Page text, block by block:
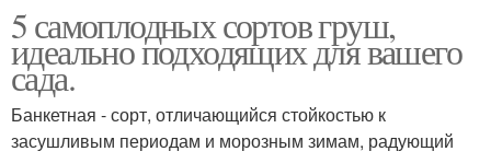
5 самоплодных сортов груш,
идеально подходящих для вашего
сада.
Банкетная - сорт, отличающийся стойкостью к
засушливым периодам и морозным зимам, радующий